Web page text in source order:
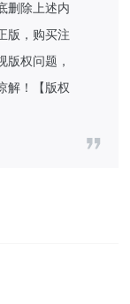
删除上述内
版，购买注
版权问题，
解！【版权